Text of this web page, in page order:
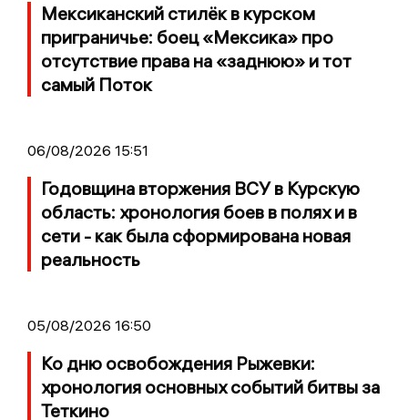
Мексиканский стилёк в курском
приграничье: боец «Мексика» про
отсутствие права на «заднюю» и тот
самый Поток
06/08/2026 15:51
Годовщина вторжения ВСУ в Курскую
область: хронология боев в полях и в
сети - как была сформирована новая
реальность
05/08/2026 16:50
Ко дню освобождения Рыжевки:
хронология основных событий битвы за
Теткино